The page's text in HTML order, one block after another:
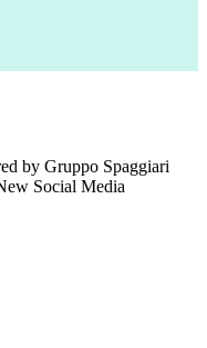
by Gruppo Spaggiari
Social Media